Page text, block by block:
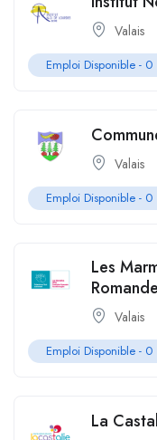
Valais
Emploi Disponible - 0
Valais
Emploi Disponible - 0
Les
Valais
Emploi Disponible - 0
La